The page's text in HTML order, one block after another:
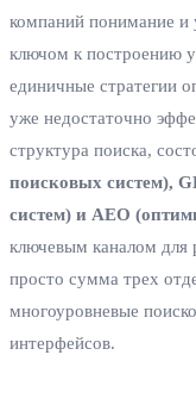
компаний понимание и
ключом к построению
единичные стратегии
уже недостаточно
структура поиска,
поисковых систем),
систем) и AEO
ключевым каналом для
просто сумма трех
многоуровневые
интерфейсов.